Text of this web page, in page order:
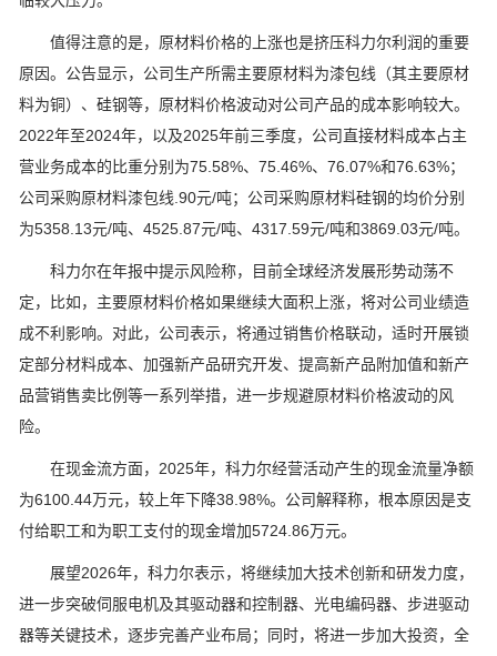
值得注意的是，原材料价格的上涨也是挤压科力尔利润的重要
原因。公告显示，公司生产所需主要原材料为漆包线（其主要原材
料为铜）、硅钢等，原材料价格波动对公司产品的成本影响较大。
2022年至2024年，以及2025年前三季度，公司直接材料成本占主
营业务成本的比重分别为75.58%、75.46%、76.07%和76.63%；
公司采购原材料漆包线.90元/吨；公司采购原材料硅钢的均价分别
为5358.13元/吨、4525.87元/吨、4317.59元/吨和3869.03元/吨。
科力尔在年报中提示风险称，目前全球经济发展形势动荡不
定，比如，主要原材料价格如果继续大面积上涨，将对公司业绩造
成不利影响。对此，公司表示，将通过销售价格联动，适时开展锁
定部分材料成本、加强新产品研究开发、提高新产品附加值和新产
品营销售卖比例等一系列举措，进一步规避原材料价格波动的风
险。
在现金流方面，2025年，科力尔经营活动产生的现金流量净额
为6100.44万元，较上年下降38.98%。公司解释称，根本原因是支
付给职工和为职工支付的现金增加5724.86万元。
展望2026年，科力尔表示，将继续加大技术创新和研发力度，
进一步突破伺服电机及其驱动器和控制器、光电编码器、步进驱动
器等关键技术，逐步完善产业布局；同时，将进一步加大投资，全